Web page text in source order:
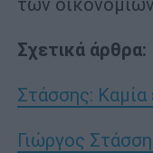
των
Σχετικά άρθρα:
Στάσσης:
Γιώργος